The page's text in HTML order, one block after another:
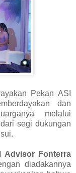
Pekan ASI
dan
melalui
segi dukungan
Advisor Fonterra
diadakannya